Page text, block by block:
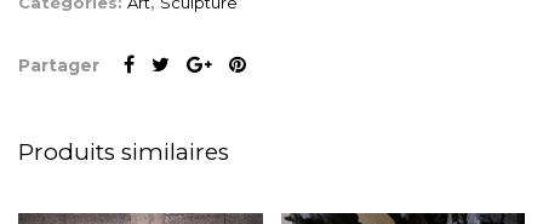
Partager
Produits similaires